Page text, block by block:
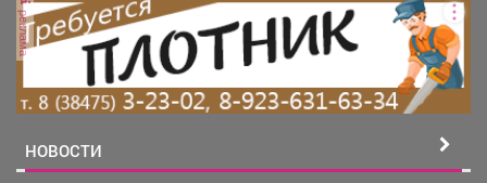
реклама
НОВОСТИ